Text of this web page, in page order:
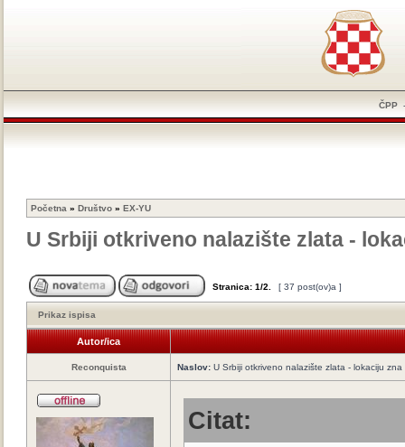
ČPP
Početna » Društvo » EX-YU
U Srbiji otkriveno nalazište zlata -
Stranica: 1/2 [ 37 post(ov)a ]
Prikaz ispisa
Autor/ica
Reconquista Naslov: U Srbiji otkriveno nalazište zlata - lokaciju
Citat: